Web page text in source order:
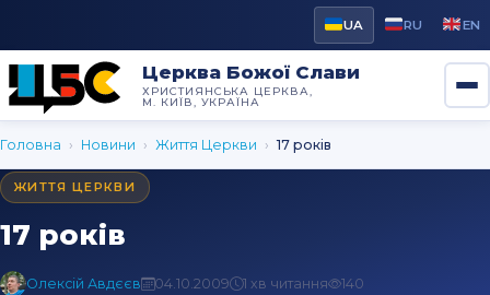
UA RU EN
Церква Божої Слави
ХРИСТИЯНСЬКА ЦЕРКВА,
М. КИЇВ, УКРАЇНА
Головна › Новини › Життя Церкви › 17 років
ЖИТТЯ ЦЕРКВИ
17 років
Олексій Авдєєв 04.10.2009 1 хв читання 140